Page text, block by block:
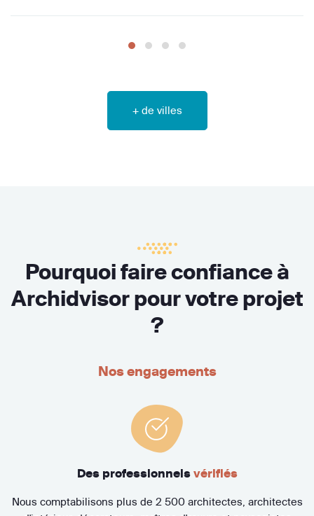
+ de villes
Pourquoi faire confiance à
Archidvisor pour votre projet
?
Nos engagements
Des professionnels vérifiés
Nous comptabilisons plus de 2 500 architectes, architectes